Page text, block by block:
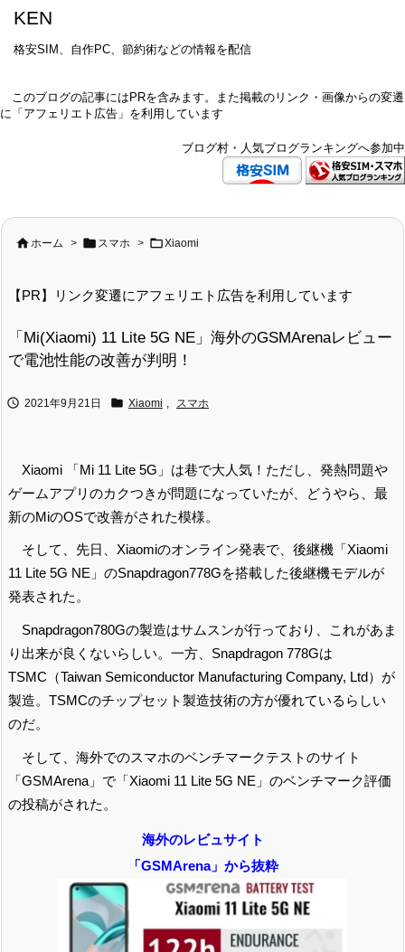
KEN
格安SIM、自作PC、節約術などの情報を配信
このブログの記事にはPRを含みます。また掲載のリンク・画像からの変遷
に「アフェリエト広告」を利用しています
ブログ村・人気ブログランキングへ参加中
 ホーム >  スマホ > Xiaomi
【PR】リンク変遷にアフェリエト広告を利用しています
「Mi(Xiaomi) 11 Lite 5G NE」海外のGSMArenaレビュー
で電池性能の改善が判明！
 2021年9月21日  Xiaomi スマホ
Xiaomi 「Mi 11 Lite 5G」は巷で大人気！ただし、発熱問題や
ゲームアプリのカクつきが問題になっていたが、どうやら、最
新のMiのOSで改善がされた模様。
そして、先日、Xiaomiのオンライン発表で、後継機「Xiaomi
11 Lite 5G NE」のSnapdragon778Gを搭載した後継機モデルが
発表された。
Snapdragon780Gの製造はサムスンが行っており、これがあま
り出来が良くないらしい。一方、Snapdragon 778Gは
TSMC（Taiwan Semiconductor Manufacturing Company, Ltd）が
製造。TSMCのチップセット製造技術の方が優れているらしい
のだ。
そして、海外でのスマホのベンチマークテストのサイト
「GSMArena」で「Xiaomi 11 Lite 5G NE」のベンチマーク評価
の投稿がされた。
海外のレビュサイト
「GSMArena」から抜粋